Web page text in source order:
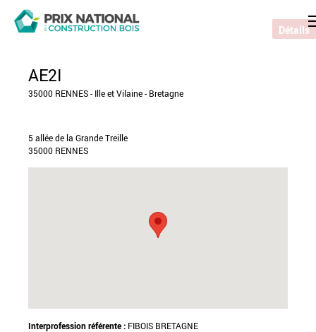
AE2I
35000 RENNES - Ille et Vilaine - Bretagne
5 allée de la Grande Treille
35000 RENNES
Interprofession référente : FIBOIS BRETAGNE
Détails